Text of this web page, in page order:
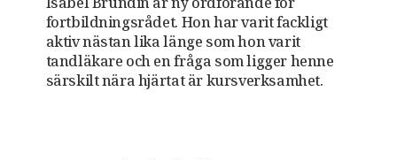
fortbildnings­rådet. Hon har varit fackligt
aktiv nästan lika länge som hon varit
tandläkare och en fråga som ligger henne
särskilt nära hjärtat är kursverksamhet.